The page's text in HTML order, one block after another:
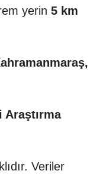
yerin 5 km
Veriler